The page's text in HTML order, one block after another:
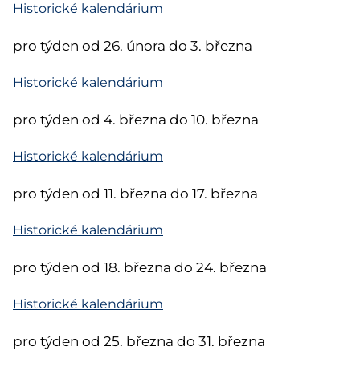
Historické kalendárium
pro týden od 26. února do 3. března
Historické kalendárium
pro týden od 4. března do 10. března
Historické kalendárium
pro týden od 11. března do 17. března
Historické kalendárium
pro týden od 18. března do 24. března
Historické kalendárium
pro týden od 25. března do 31. března